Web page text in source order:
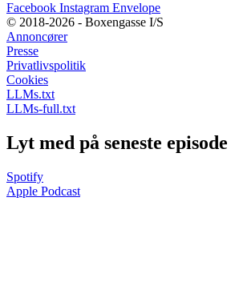
Facebook Instagram Envelope
© 2018-2026 - Boxengasse I/S
Annoncører
Presse
Privatlivspolitik
Cookies
LLMs.txt
LLMs-full.txt
Lyt med på seneste episode
Spotify
Apple Podcast